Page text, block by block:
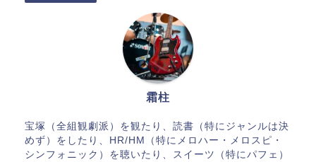
霜柱
宝塚（全組観劇派）を観たり、読書（特にジャンルは決
めず）をしたり、HR/HM（特にメロハー・メロスピ・
シンフォニック）を聴いたり、スイーツ（特にパフェ）